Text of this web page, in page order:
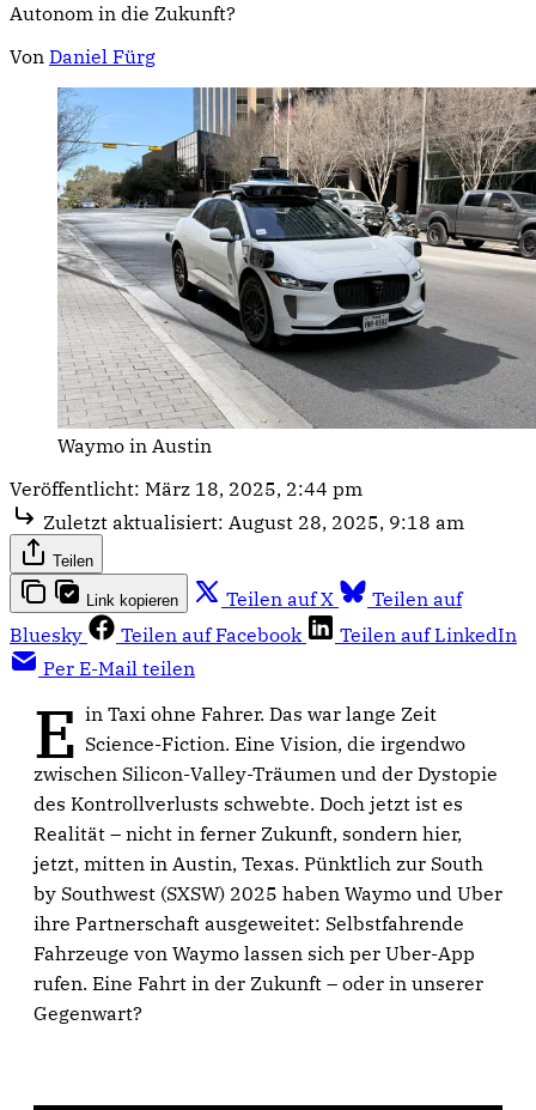
Autonom in die Zukunft?
Von Daniel Fürg
Waymo in Austin
Veröffentlicht: März 18, 2025, 2:44 pm
Zuletzt aktualisiert: August 28, 2025, 9:18 am
Teilen
Link kopieren Teilen auf X
Teilen auf
Bluesky
Teilen auf Facebook
Teilen auf LinkedIn
Per E-Mail teilen
E in Taxi ohne Fahrer. Das war lange Zeit
Science-Fiction. Eine Vision, die irgendwo
zwischen Silicon-Valley-Träumen und der Dystopie
des Kontrollverlusts schwebte. Doch jetzt ist es
Realität – nicht in ferner Zukunft, sondern hier,
jetzt, mitten in Austin, Texas. Pünktlich zur South
by Southwest (SXSW) 2025 haben Waymo und Uber
ihre Partnerschaft ausgeweitet: Selbstfahrende
Fahrzeuge von Waymo lassen sich per Uber-App
rufen. Eine Fahrt in der Zukunft – oder in unserer
Gegenwart?